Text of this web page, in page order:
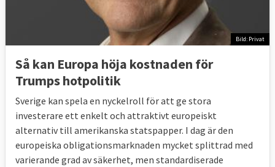
Bild: Privat
Så kan Europa höja kostnaden för
Trumps hotpolitik
Sverige kan spela en nyckelroll för att ge stora
investerare ett enkelt och attraktivt europeiskt
alternativ till amerikanska statspapper. I dag är den
europeiska obligationsmarknaden mycket splittrad med
varierande grad av säkerhet, men standardiserade